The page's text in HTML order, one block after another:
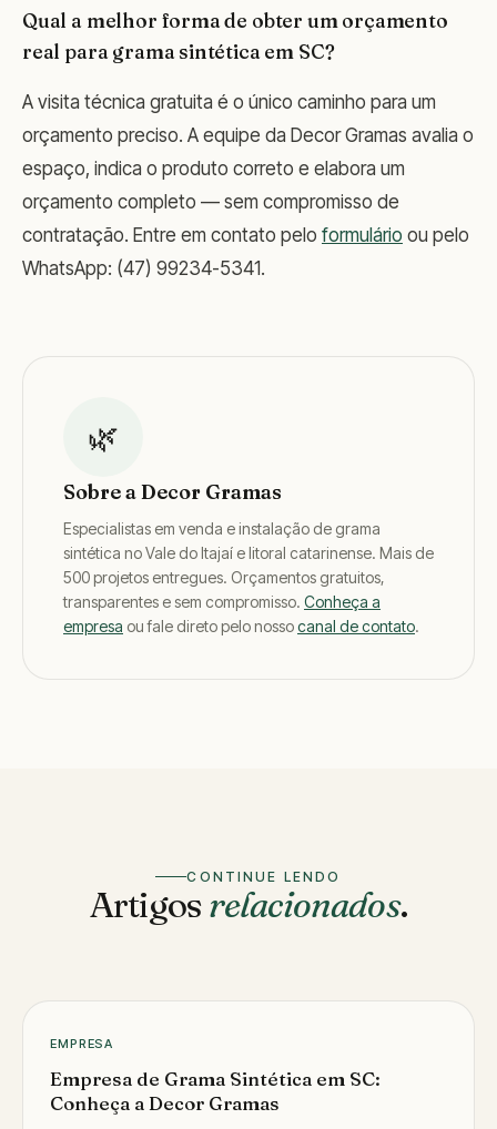
Qual a melhor forma de obter um orçamento
real para grama sintética em SC?
A visita técnica gratuita é o único caminho para um
orçamento preciso. A equipe da Decor Gramas avalia o
espaço, indica o produto correto e elabora um
orçamento completo — sem compromisso de
contratação. Entre em contato pelo formulário ou pelo
WhatsApp: (47) 99234-5341.
🌿
Sobre a Decor Gramas
Especialistas em venda e instalação de grama
sintética no Vale do Itajaí e litoral catarinense. Mais de
500 projetos entregues. Orçamentos gratuitos,
transparentes e sem compromisso. Conheça a
empresa ou fale direto pelo nossocanal de contato.
CONTINUE LENDO
Artigosrelacionados.
EMPRESA
Empresa de Grama Sintética em SC:
Conheça a Decor Gramas